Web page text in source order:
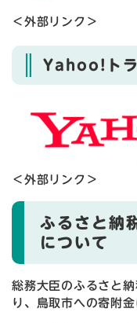
＜外部リンク＞
Yahoo!トラ
＜外部リンク＞
ふるさと納
について
総務大臣のふるさと
り、鳥取市への寄附